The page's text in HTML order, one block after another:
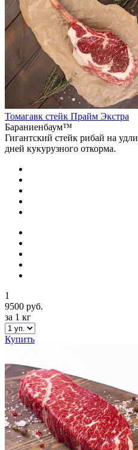
Томагавк стейк Прайм Экстра
Бараниенбаум™
Гигантский стейк рибай на
дней кукурузного откорма.
1
9500 руб.
за 1 кг
Купить